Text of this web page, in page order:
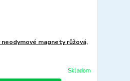
magnety růžová,
Skladom